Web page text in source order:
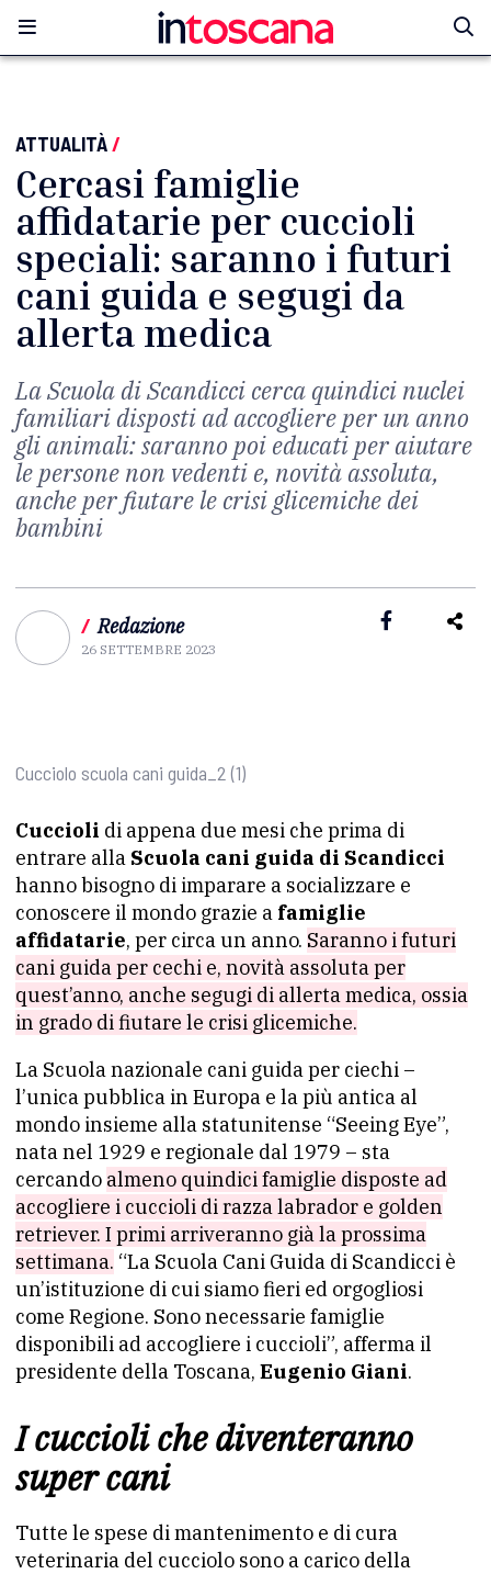
ATTUALITÀ/
Cercasi famiglie
affidatarie per cuccioli
speciali: saranno i futuri
cani guida e segugi da
allerta medica
La Scuola di Scandicci cerca quindici nuclei
familiari disposti ad accogliere per un anno
gli animali: saranno poi educati per aiutare
le persone non vedenti e, novità assoluta,
anche per fiutare le crisi glicemiche dei
bambini
/ Redazione
26 SETTEMBRE 2023
Cucciolo scuola cani guida_2 (1)
Cuccioli di appena due mesi che prima di
entrare alla Scuola cani guida di Scandicci
hanno bisogno di imparare a socializzare e
conoscere il mondo grazie a famiglie
affidatarie, per circa un anno. Saranno i futuri
cani guida per cechi e, novità assoluta per
quest’anno, anche segugi di allerta medica, ossia
in grado di fiutare le crisi glicemiche.
La Scuola nazionale cani guida per ciechi –
l’unica pubblica in Europa e la più antica al
mondo insieme alla statunitense “Seeing Eye”,
nata nel 1929 e regionale dal 1979 – sta
cercando almeno quindici famiglie disposte ad
accogliere i cuccioli di razza labrador e golden
retriever. I primi arriveranno già la prossima
settimana. “La Scuola Cani Guida di Scandicci è
un’istituzione di cui siamo fieri ed orgogliosi
come Regione. Sono necessarie famiglie
disponibili ad accogliere i cuccioli”, afferma il
presidente della Toscana, Eugenio Giani.
I cuccioli che diventeranno
super cani
Tutte le spese di mantenimento e di cura
veterinaria del cucciolo sono a carico della